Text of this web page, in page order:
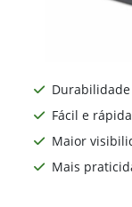
Fácil e
Maior
Mais